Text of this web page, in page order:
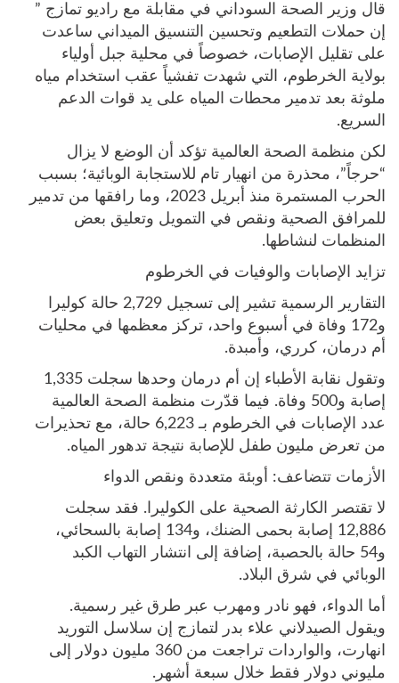
قال وزير الصحة السوداني في مقابلة مع راديو تمازج ”
إن حملات التطعيم وتحسين التنسيق الميداني ساعدت
على تقليل الإصابات، خصوصاً في محلية جبل أولياء
بولاية الخرطوم، التي شهدت تفشياً عقب استخدام مياه
ملوثة بعد تدمير محطات المياه على يد قوات الدعم
السريع.
لكن منظمة الصحة العالمية تؤكد أن الوضع لا يزال
“حرجاً”، محذرة من انهيار تام للاستجابة الوبائية؛ بسبب
الحرب المستمرة منذ أبريل 2023، وما رافقها من تدمير
للمرافق الصحية ونقص في التمويل وتعليق بعض
المنظمات لنشاطها.
تزايد الإصابات والوفيات في الخرطوم
التقارير الرسمية تشير إلى تسجيل 2,729 حالة كوليرا
و172 وفاة في أسبوع واحد، تركز معظمها في محليات
أم درمان، كرري، وأمبدة.
وتقول نقابة الأطباء إن أم درمان وحدها سجلت 1,335
إصابة و500 وفاة. فيما قدّرت منظمة الصحة العالمية
عدد الإصابات في الخرطوم بـ 6,223 حالة، مع تحذيرات
من تعرض مليون طفل للإصابة نتيجة تدهور المياه.
الأزمات تتضاعف: أوبئة متعددة ونقص الدواء
لا تقتصر الكارثة الصحية على الكوليرا. فقد سجلت
12,886 إصابة بحمى الضنك، و134 إصابة بالسحائي،
و54 حالة بالحصبة، إضافة إلى انتشار التهاب الكبد
الوبائي في شرق البلاد.
أما الدواء، فهو نادر ومهرب عبر طرق غير رسمية.
ويقول الصيدلاني علاء بدر لتمازج إن سلاسل التوريد
انهارت، والواردات تراجعت من 360 مليون دولار إلى
مليوني دولار فقط خلال سبعة أشهر.